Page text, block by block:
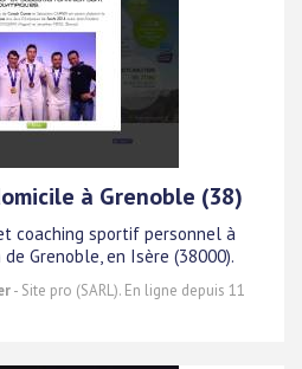
à Grenoble (38)
coaching sportif personnel à
Grenoble, en Isère (38000).
- Site pro (SARL). En ligne depuis 11